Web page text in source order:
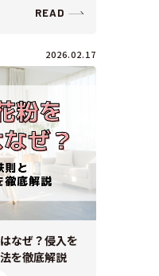
READ
2026.02.17
なぜ？侵入を
を徹底解説